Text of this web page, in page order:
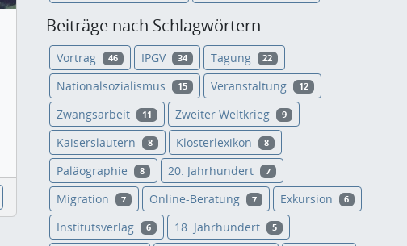
Beiträge nach Schlagwörtern
Vortrag 46 IPGV 34 Tagung 22
Nationalsozialismus 15 Veranstaltung 12
Zwangsarbeit 11 Zweiter Weltkrieg 9
Kaiserslautern 8 Klosterlexikon 8
Paläographie 8 20. Jahrhundert 7
Migration 7 Online-Beratung 7 Exkursion 6
Institutsverlag 6 18. Jahrhundert 5